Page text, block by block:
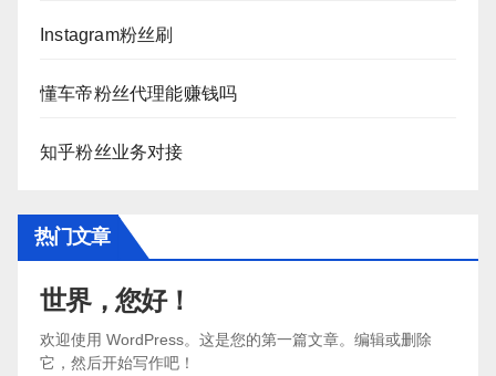
Instagram粉丝刷
懂车帝粉丝代理能赚钱吗
知乎粉丝业务对接
热门文章
世界，您好！
欢迎使用 WordPress。这是您的第一篇文章。编辑或删除
它，然后开始写作吧！